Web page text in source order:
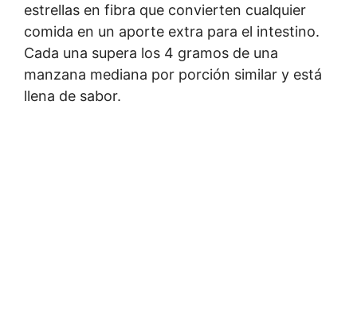
estrellas en fibra que convierten cualquier
comida en un aporte extra para el intestino.
Cada una supera los 4 gramos de una
manzana mediana por porción similar y está
llena de sabor.